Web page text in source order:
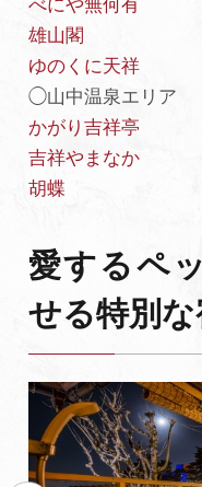
べにや無何有
雄山閣
ゆのくに天祥
◯山中温泉エリア
かがり吉祥亭
吉祥やまなか
胡蝶
愛するペ
せる特別な